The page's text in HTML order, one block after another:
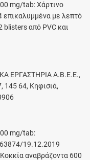
mg/tab: Χάρτινο
επικαλυμμένα με λεπτό
blisters από PVC και
ΕΡΓΑΣΤΗΡΙΑ Α.Β.Ε.Ε.,
145 64, Κηφισιά,
mg/tab:
19.12.2019
αναβράζοντα 600